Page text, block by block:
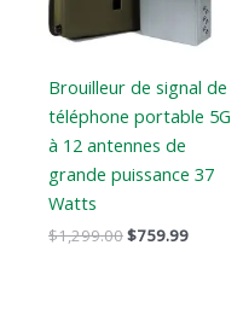
Brouilleur de signal de
téléphone portable 5G
à 12 antennes de
grande puissance 37
Watts
$1,299.00$759.99